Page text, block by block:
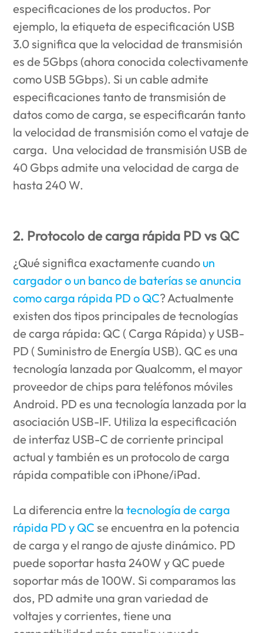
especificaciones de los productos. Por
ejemplo, la etiqueta de especificación USB
3.0 significa que la velocidad de transmisión
es de 5Gbps (ahora conocida colectivamente
como USB 5Gbps). Si un cable admite
especificaciones tanto de transmisión de
datos como de carga, se especificarán tanto
la velocidad de transmisión como el vataje de
carga. Una velocidad de transmisión USB de
40 Gbps admite una velocidad de carga de
hasta 240 W.
2. Protocolo de carga rápida PD vs QC
¿Qué significa exactamente cuando un
cargador o un banco de baterías se anuncia
como carga rápida PD o QC? Actualmente
existen dos tipos principales de tecnologías
de carga rápida: QC ( Carga Rápida) y USB-
PD ( Suministro de Energía USB). QC es una
tecnología lanzada por Qualcomm, el mayor
proveedor de chips para teléfonos móviles
Android. PD es una tecnología lanzada por la
asociación USB-IF. Utiliza la especificación
de interfaz USB-C de corriente principal
actual y también es un protocolo de carga
rápida compatible con iPhone/iPad.
La diferencia entre latecnología de carga
rápida PD y QC se encuentra en la potencia
de carga y el rango de ajuste dinámico. PD
puede soportar hasta 240W y QC puede
soportar más de 100W. Si comparamos las
dos, PD admite una gran variedad de
voltajes y corrientes, tiene una